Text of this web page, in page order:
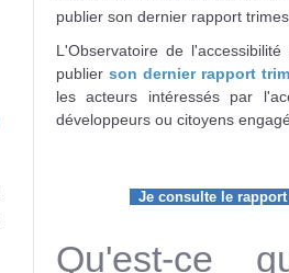
publier son dernier rapport
L'Observatoire de
publier son dernier rapport
les acteurs intéressés par
développeurs ou citoyens
Je consulte le
Qu'est-ce